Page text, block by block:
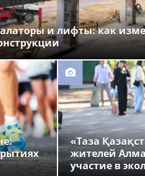
и лифты: как
«Таза
жителей
участие в